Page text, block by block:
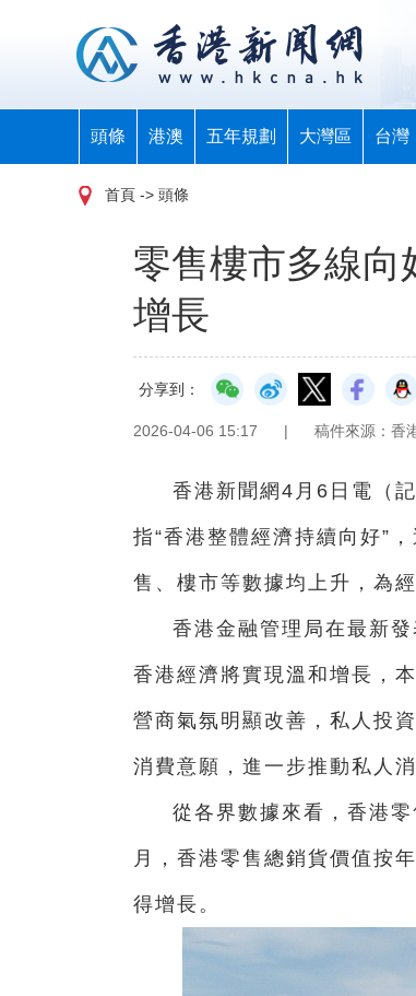
頭條 港澳 五年規劃 大灣區 台灣
首頁 -> 頭條
零售樓市多線
增長
分享到：
2026-04-06 15:17 | 稿件來源：香
香港新聞網4月6日電（
指“香港整體經濟持續向好”
售、樓市等數據均上升，為
香港金融管理局在最新
香港經濟將實現溫和增長，
營商氣氛明顯改善，私人投
消費意願，進一步推動私人消
從各界數據來看，香港
月，香港零售總銷貨價值按
得增長。